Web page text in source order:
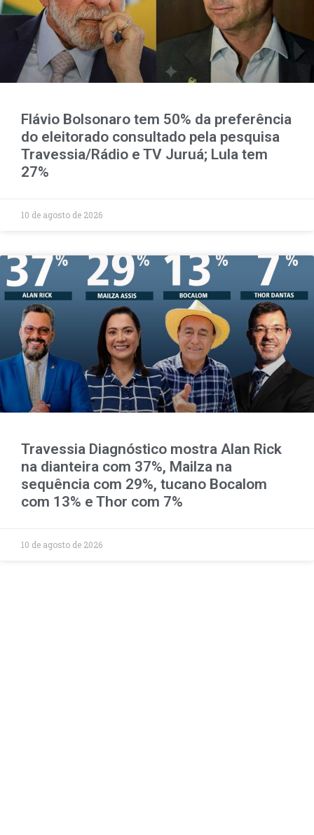
Flávio Bolsonaro tem 50% da preferência
do eleitorado consultado pela pesquisa
Travessia/Rádio e TV Juruá; Lula tem
27%
10 de agosto de 2026
Travessia Diagnóstico mostra Alan Rick
na dianteira com 37%, Mailza na
sequência com 29%, tucano Bocalom
com 13% e Thor com 7%
10 de agosto de 2026